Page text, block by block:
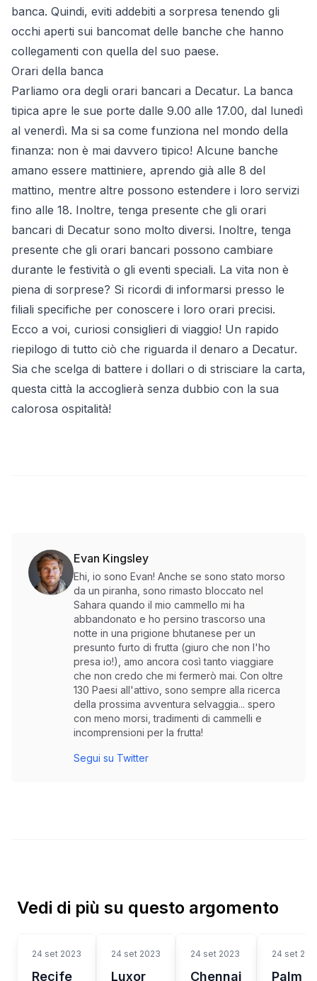
banca. Quindi, eviti addebiti a sorpresa tenendo gli
occhi aperti sui bancomat delle banche che hanno
collegamenti con quella del suo paese.
Orari della banca
Parliamo ora degli orari bancari a Decatur. La banca
tipica apre le sue porte dalle 9.00 alle 17.00, dal lunedì
al venerdì. Ma si sa come funziona nel mondo della
finanza: non è mai davvero tipico! Alcune banche
amano essere mattiniere, aprendo già alle 8 del
mattino, mentre altre possono estendere i loro servizi
fino alle 18. Inoltre, tenga presente che gli orari
bancari di Decatur sono molto diversi. Inoltre, tenga
presente che gli orari bancari possono cambiare
durante le festività o gli eventi speciali. La vita non è
piena di sorprese? Si ricordi di informarsi presso le
filiali specifiche per conoscere i loro orari precisi.
Ecco a voi, curiosi consiglieri di viaggio! Un rapido
riepilogo di tutto ciò che riguarda il denaro a Decatur.
Sia che scelga di battere i dollari o di strisciare la carta,
questa città la accoglierà senza dubbio con la sua
calorosa ospitalità!
Evan Kingsley
Ehi, io sono Evan! Anche se sono stato morso
da un piranha, sono rimasto bloccato nel
Sahara quando il mio cammello mi ha
abbandonato e ho persino trascorso una
notte in una prigione bhutanese per un
presunto furto di frutta (giuro che non l'ho
presa io!), amo ancora così tanto viaggiare
che non credo che mi fermerò mai. Con oltre
130 Paesi all'attivo, sono sempre alla ricerca
della prossima avventura selvaggia... spero
con meno morsi, tradimenti di cammelli e
incomprensioni per la frutta!
Segui su Twitter
Vedi di più su questo argomento
24 set 2023
Recife
24 set 2023
Luxor
24 set 2023
Chennai
24 set
Palm